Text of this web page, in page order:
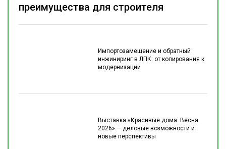
Импортозамещение и обратный
инжиниринг в ЛПК: от копирования к
модернизации
Выставка «Красивые дома. Весна
2026» — деловые возможности и
новые перспективы
преимущества для строителя